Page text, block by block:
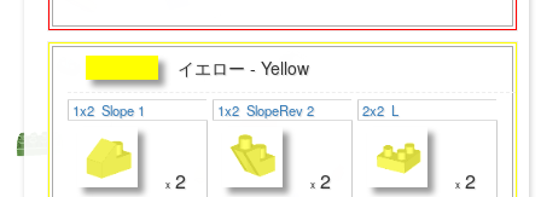
イエロー - Yellow
1x2 Slope 1
x 2
1x2 SlopeRev 2
x 2
2x2 L
x 2